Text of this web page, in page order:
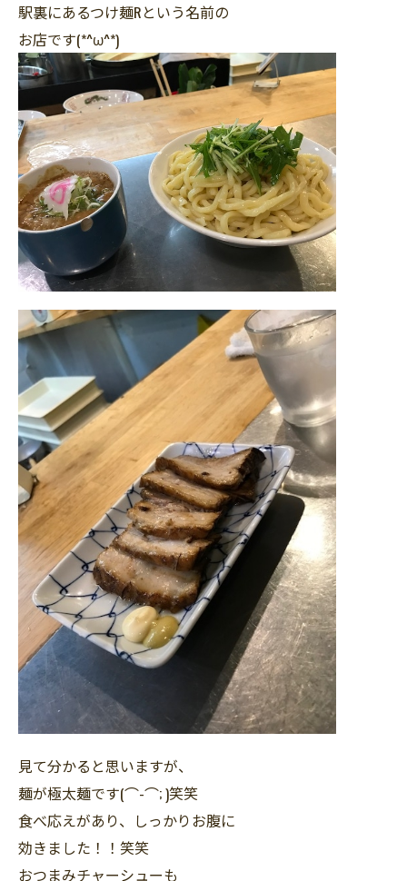
駅裏にあるつけ麺Rという名前の
お店です(*^ω^*)
見て分かると思いますが、
麺が極太麺です(⌒-⌒; )笑笑
食べ応えがあり、しっかりお腹に
効きました！！笑笑
おつまみチャーシューも